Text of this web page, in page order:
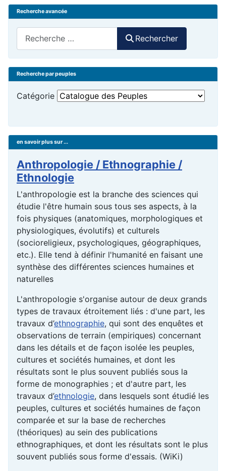
Recherche avancée
Rechercher
Recherche par peuples
Catégorie
en savoir plus sur ...
Anthropologie / Ethnographie /
Ethnologie
L'anthropologie est la branche des sciences qui
étudie l'être humain sous tous ses aspects, à la
fois physiques (anatomiques, morphologiques et
physiologiques, évolutifs) et culturels
(socioreligieux, psychologiques, géographiques,
etc.). Elle tend à définir l'humanité en faisant une
synthèse des différentes sciences humaines et
naturelles
L'anthropologie s'organise autour de deux grands
types de travaux étroitement liés : d'une part, les
travaux d’ethnographie, qui sont des enquêtes et
observations de terrain (empiriques) concernant
dans les détails et de façon isolée les peuples,
cultures et sociétés humaines, et dont les
résultats sont le plus souvent publiés sous la
forme de monographies ; et d'autre part, les
travaux d’ethnologie, dans lesquels sont étudié les
peuples, cultures et sociétés humaines de façon
comparée et sur la base de recherches
(théoriques) au sein des publications
ethnographiques, et dont les résultats sont le plus
souvent publiés sous forme d'essais. (WiKi)